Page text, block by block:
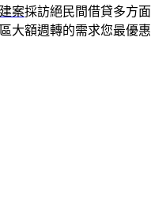
案採訪絕民間借貸多方
大額週轉的需求您最優